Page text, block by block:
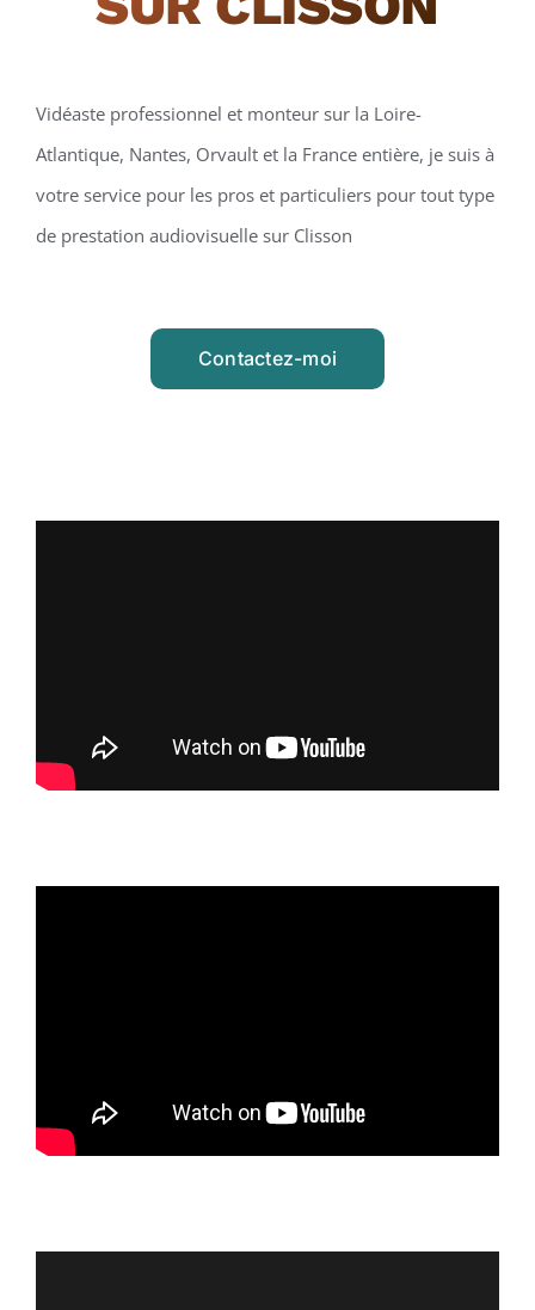
Vidéaste professionnel et monteur sur la Loire-
Atlantique, Nantes, Orvault et la France entière, je suis à
votre service pour les pros et particuliers pour tout type
de prestation audiovisuelle sur Clisson
Contactez-moi